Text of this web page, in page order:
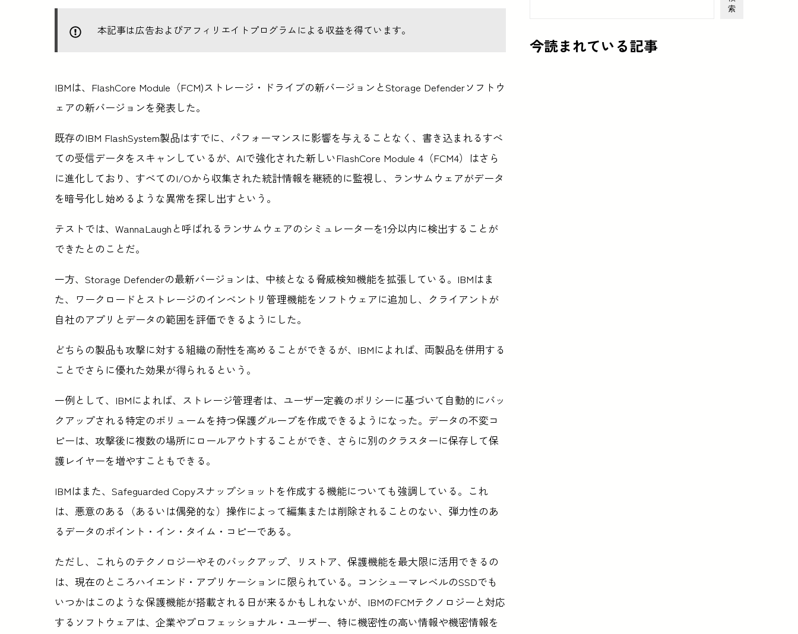
本記事は広告およびアフィリエイトプログラムによる収益を得ています。
IBMは、FlashCore Module（FCM)ストレージ・ドライブの新バージョンとStorage Defenderソフトウ
ェアの新バージョンを発表した。
既存のIBM FlashSystem製品はすでに、パフォーマンスに影響を与えることなく、書き込まれるすべ
ての受信データをスキャンしているが、AIで強化された新しいFlashCore Module 4（FCM4）はさら
に進化しており、すべてのI/Oから収集された統計情報を継続的に監視し、ランサムウェアがデータ
を暗号化し始めるような異常を探し出すという。
テストでは、WannaLaughと呼ばれるランサムウェアのシミュレーターを1分以内に検出することが
できたとのことだ。
一方、Storage Defenderの最新バージョンは、中核となる脅威検知機能を拡張している。IBMはま
た、ワークロードとストレージのインベントリ管理機能をソフトウェアに追加し、クライアントが
自社のアプリとデータの範囲を評価できるようにした。
どちらの製品も攻撃に対する組織の耐性を高めることができるが、IBMによれば、両製品を併用する
ことでさらに優れた効果が得られるという。
一例として、IBMによれば、ストレージ管理者は、ユーザー定義のポリシーに基づいて自動的にバッ
クアップされる特定のボリュームを持つ保護グループを作成できるようになった。データの不変コ
ピーは、攻撃後に複数の場所にロールアウトすることができ、さらに別のクラスターに保存して保
護レイヤーを増やすこともできる。
IBMはまた、Safeguarded Copyスナップショットを作成する機能についても強調している。これ
は、悪意のある（あるいは偶発的な）操作によって編集または削除されることのない、弾力性のあ
るデータのポイント・イン・タイム・コピーである。
ただし、これらのテクノロジーやそのバックアップ、リストア、保護機能を最大限に活用できるの
は、現在のところハイエンド・アプリケーションに限られている。コンシューマレベルのSSDでも
いつかはこのような保護機能が搭載される日が来るかもしれないが、IBMのFCMテクノロジーと対応
するソフトウェアは、企業やプロフェッショナル・ユーザー、特に機密性の高い情報や機密情報を
索
今読まれている記事